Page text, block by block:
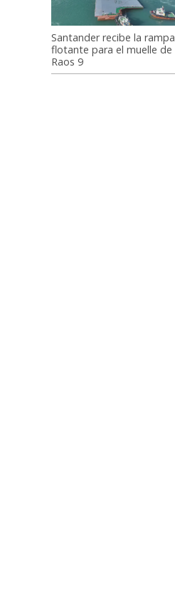
Santander recibe la rampa
flotante para el muelle de
Raos 9